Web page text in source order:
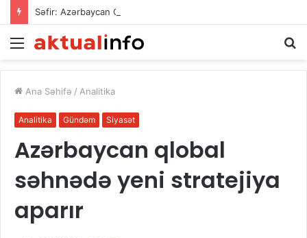
Menu
Ana Səhifə / Analitika
Analitika Gündəm Siyasət
Azərbaycan qlobal
səhnədə yeni stratejiya
aparır